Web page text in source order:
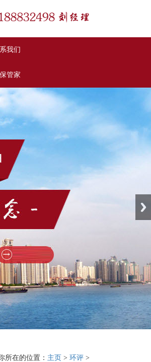
我们
管家
所在的位置： 主页 > 环评 >